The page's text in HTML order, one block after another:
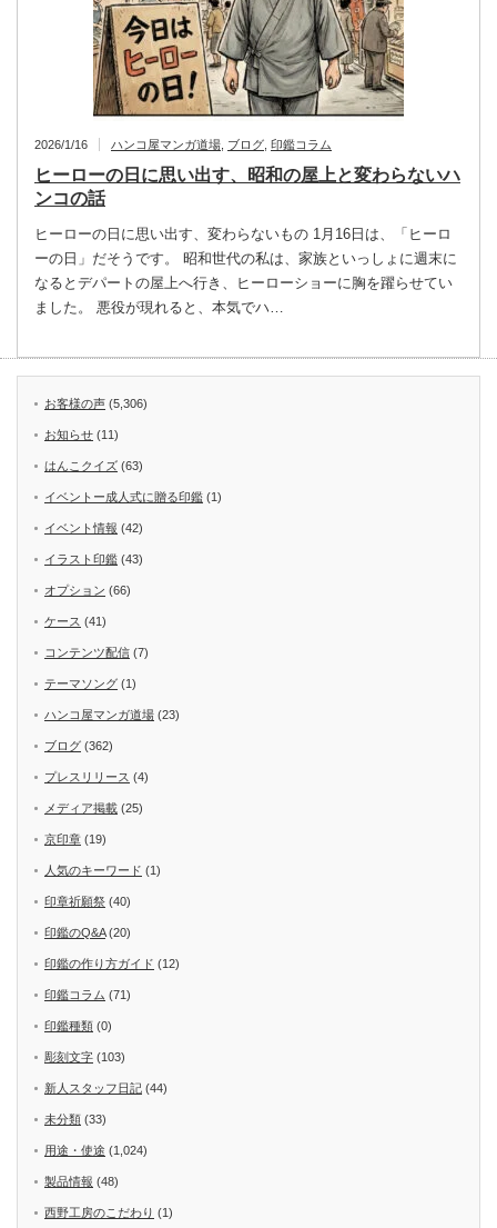
2026/1/16 ハンコ屋マンガ道場 ブログ 印鑑コラム
ヒーローの日に思い出す、昭和の屋上と変わらないハ
ンコの話
ヒーローの日に思い出す、変わらないもの 1月16日は、「ヒーロ
ーの日」だそうです。 昭和世代の私は、家族といっしょに週末に
なるとデパートの屋上へ行き、ヒーローショーに胸を躍らせてい
ました。 悪役が現れると、本気でハ…
お客様の声 (5,306)
お知らせ (11)
はんこクイズ (63)
イベントー成人式に贈る印鑑 (1)
イベント情報 (42)
イラスト印鑑 (43)
オプション (66)
ケース (41)
コンテンツ配信 (7)
テーマソング (1)
ハンコ屋マンガ道場 (23)
ブログ (362)
プレスリリース (4)
メディア掲載 (25)
京印章 (19)
人気のキーワード (1)
印章祈願祭 (40)
印鑑のQ&A(20)
印鑑の作り方ガイド (12)
印鑑コラム (71)
印鑑種類 (0)
彫刻文字 (103)
新人スタッフ日記 (44)
未分類 (33)
用途・使途 (1,024)
製品情報 (48)
西野工房のこだわり (1)